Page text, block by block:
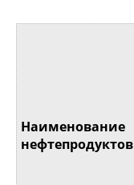
Наименование
нефтепродуктов